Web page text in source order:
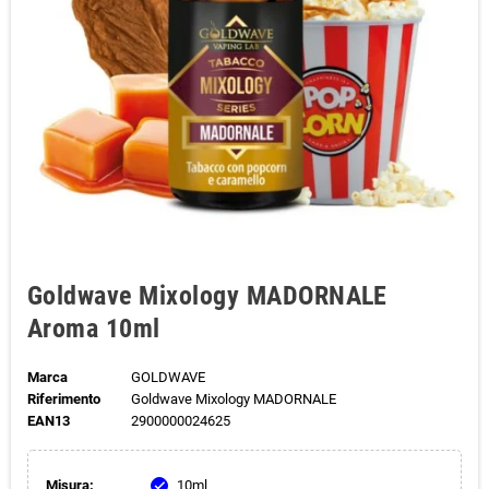
Goldwave Mixology MADORNALE
Aroma 10ml
Marca
GOLDWAVE
Riferimento
Goldwave Mixology MADORNALE
EAN13
2900000024625
Misura: check 10ml